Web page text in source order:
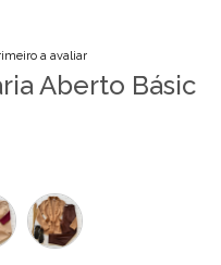
a avaliar
Aberto Básic